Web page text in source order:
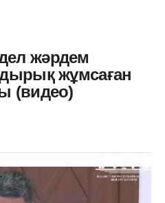
жәрдем
жұмсаған
(видео)